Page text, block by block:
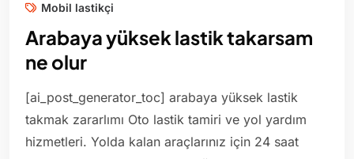
Mobil lastikçi
Arabaya yüksek lastik takarsam
ne olur
[ai_post_generator_toc] arabaya yüksek lastik
takmak zararlımı Oto lastik tamiri ve yol yardım
hizmetleri. Yolda kalan araçlarınız için 24 saat